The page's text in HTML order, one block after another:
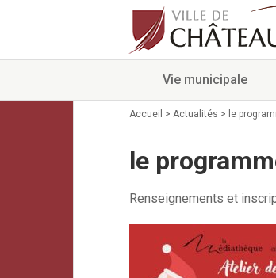
Vie municipale
Accueil > Actualités > le
le
Renseignements et